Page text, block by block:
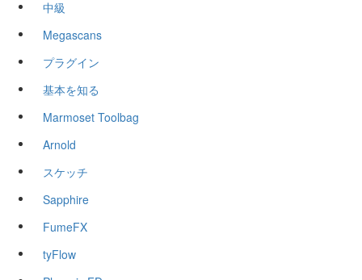
中級
Megascans
プラグイン
基本を知る
Marmoset Toolbag
Arnold
スケッチ
Sapphire
FumeFX
tyFlow